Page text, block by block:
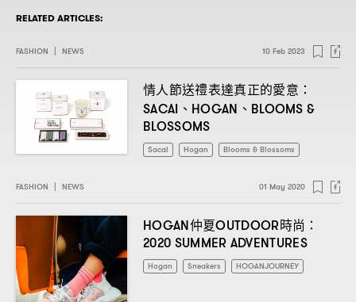
RELATED ARTICLES:
FASHION NEWS 10 Feb 2023
情人節送禮表達真正的愛意 ：
SACAI 、 HOGAN 、 BLOOMS &
BLOSSOMS
Sacai Hogan Blooms & Blossoms
FASHION NEWS 01 May 2020
HOGAN仲夏OUTDOOR時尚 ：
2020 SUMMER ADVENTURES
Hogan Sneakers HOGANJOURNEY